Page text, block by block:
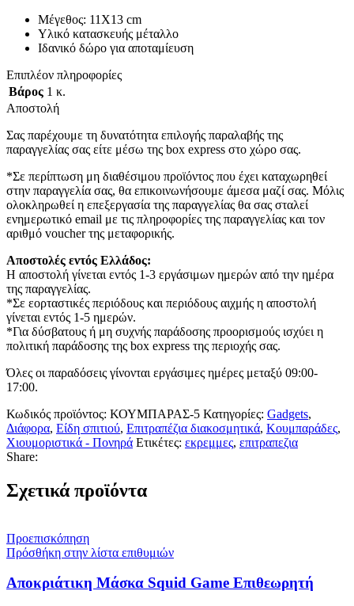
Μέγεθος: 11Χ13 cm
Υλικό κατασκευής μέταλλο
Ιδανικό δώρο για αποταμίευση
Επιπλέον πληροφορίες
Βάρος 1 κ.
Αποστολή
Σας παρέχουμε τη δυνατότητα επιλογής παραλαβής της
παραγγελίας σας είτε μέσω της box express στο χώρο σας.
*Σε περίπτωση μη διαθέσιμου προϊόντος που έχει καταχωρηθεί
στην παραγγελία σας, θα επικοινωνήσουμε άμεσα μαζί σας. Μόλις
ολοκληρωθεί η επεξεργασία της παραγγελίας θα σας σταλεί
ενημερωτικό email με τις πληροφορίες της παραγγελίας και τον
αριθμό voucher της μεταφορικής.
Αποστολές εντός Ελλάδος:
Η αποστολή γίνεται εντός 1-3 εργάσιμων ημερών από την ημέρα
της παραγγελίας.
*Σε εορταστικές περιόδους και περιόδους αιχμής η αποστολή
γίνεται εντός 1-5 ημερών.
*Για δύσβατους ή μη συχνής παράδοσης προορισμούς ισχύει η
πολιτική παράδοσης της box express της περιοχής σας.
Όλες οι παραδόσεις γίνονται εργάσιμες ημέρες μεταξύ 09:00-
17:00.
Κωδικός προϊόντος: ΚΟΥΜΠΑΡΑΣ-5 Κατηγορίες: Gadgets,
Διάφορα, Είδη σπιτιού, Επιτραπέζια διακοσμητικά, Κουμπαράδες,
Χιουμοριστικά - Πονηρά Ετικέτες: εκρεμμες, επιτραπεζια
Share:
Σχετικά προϊόντα
Προεπισκόπηση
Πρόσθήκη στην λίστα επιθυμιών
Αποκριάτικη Μάσκα Squid Game Επιθεωρητή